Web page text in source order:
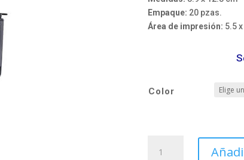
Empaque: 20 pzas.
Área de impresión: 5.5
Color
MOKA